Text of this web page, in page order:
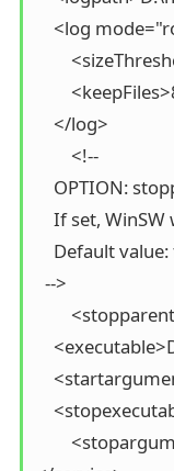
<log
    </log>
OPTION:
If set,
Default value:
  -->